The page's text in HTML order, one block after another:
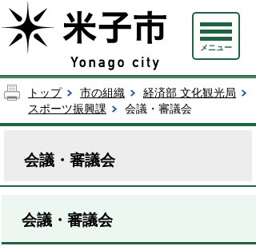
メニュー
トップ 市の組織
経済部 文化観光局
スポーツ振興課
会議・審議会
会議・審議会
会議・審議会